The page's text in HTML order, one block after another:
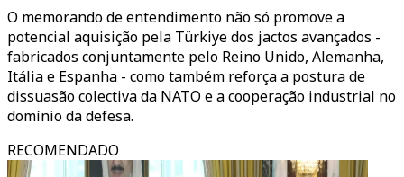
O memorando de entendimento não só promove a
potencial aquisição pela Türkiye dos jactos avançados -
fabricados conjuntamente pelo Reino Unido, Alemanha,
Itália e Espanha - como também reforça a postura de
dissuasão colectiva da NATO e a cooperação industrial no
domínio da defesa.
RECOMENDADO